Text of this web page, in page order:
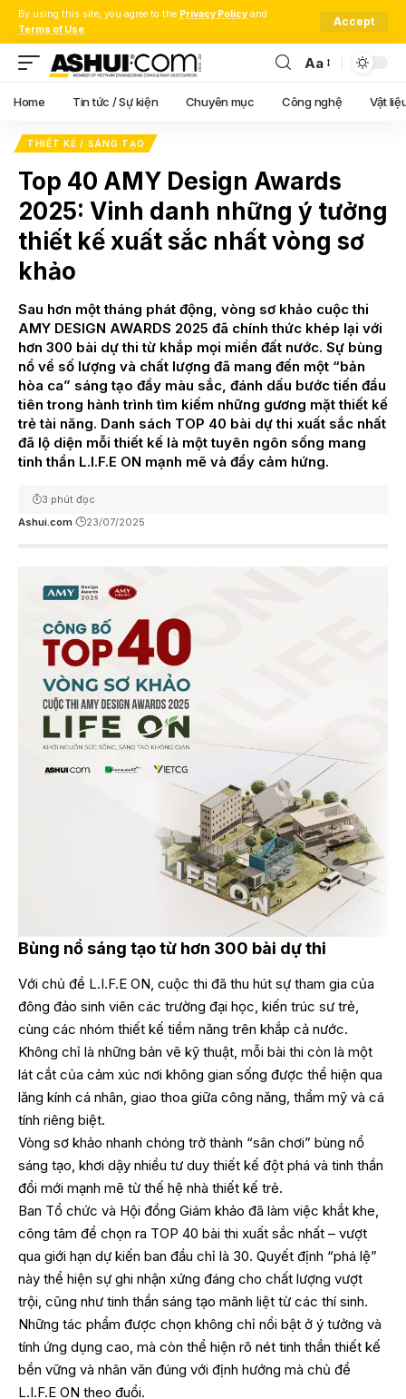
By using this site, you agree to the Privacy Policy and
Terms of Use.
Accept
Font
Resizer
Aa
Home Tin tức / Sự kiện Chuyên mục Công nghệ Vật
THIẾT KẾ / SÁNG TẠO
Top 40 AMY Design Awards
2025: Vinh danh những ý tưởng
thiết kế xuất sắc nhất vòng sơ
khảo
Sau hơn một tháng phát động, vòng sơ khảo cuộc thi
AMY DESIGN AWARDS 2025 đã chính thức khép lại với
hơn 300 bài dự thi từ khắp mọi miền đất nước. Sự bùng
nổ về số lượng và chất lượng đã mang đến một “bản
hòa ca” sáng tạo đầy màu sắc, đánh dấu bước tiến đầu
tiên trong hành trình tìm kiếm những gương mặt thiết kế
trẻ tài năng. Danh sách TOP 40 bài dự thi xuất sắc nhất
đã lộ diện mỗi thiết kế là một tuyên ngôn sống mang
tinh thần L.I.F.E ON mạnh mẽ và đầy cảm hứng.
Ashui.com 23/07/2025
3 phút đọc
Bùng nổ sáng tạo từ hơn 300 bài dự thi
Với chủ đề L.I.F.E ON, cuộc thi đã thu hút sự tham gia của
đông đảo sinh viên các trường đại học, kiến trúc sư trẻ,
cùng các nhóm thiết kế tiềm năng trên khắp cả nước.
Không chỉ là những bản vẽ kỹ thuật, mỗi bài thi còn là một
lát cắt của cảm xúc nơi không gian sống được thể hiện qua
lăng kính cá nhân, giao thoa giữa công năng, thẩm mỹ và cá
tính riêng biệt.
Vòng sơ khảo nhanh chóng trở thành “sân chơi” bùng nổ
sáng tạo, khơi dậy nhiều tư duy thiết kế đột phá và tinh thần
đổi mới mạnh mẽ từ thế hệ nhà thiết kế trẻ.
Ban Tổ chức và Hội đồng Giám khảo đã làm việc khắt khe,
công tâm để chọn ra TOP 40 bài thi xuất sắc nhất – vượt
qua giới hạn dự kiến ban đầu chỉ là 30. Quyết định “phá lệ”
này thể hiện sự ghi nhận xứng đáng cho chất lượng vượt
trội, cũng như tinh thần sáng tạo mãnh liệt từ các thí sinh.
Những tác phẩm được chọn không chỉ nổi bật ở ý tưởng và
tính ứng dụng cao, mà còn thể hiện rõ nét tinh thần thiết kế
bền vững và nhân văn đúng với định hướng mà chủ đề
L.I.F.E ON theo đuổi.